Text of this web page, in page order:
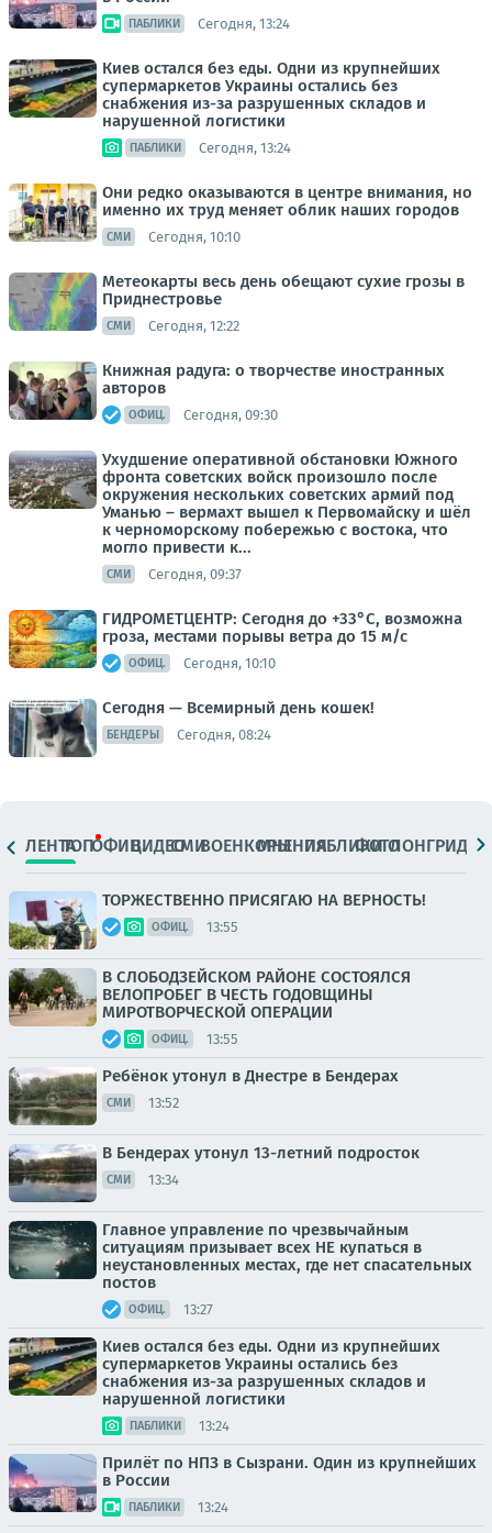
ПАБЛИКИ Сегодня, 13:24
Киев остался без еды. Одни из крупнейших
супермаркетов Украины остались без
снабжения из-за разрушенных складов и
нарушенной логистики
ПАБЛИКИ Сегодня, 13:24
Они редко оказываются в центре внимания, но
именно их труд меняет облик наших городов
СМИ Сегодня, 10:10
Метеокарты весь день обещают сухие грозы в
Приднестровье
СМИ Сегодня, 12:22
Книжная радуга: о творчестве иностранных
авторов
ОФИЦ. Сегодня, 09:30
Ухудшение оперативной обстановки Южного
фронта советских войск произошло после
окружения нескольких советских армий под
Уманью – вермахт вышел к Первомайску и шёл
к черноморскому побережью с востока, что
могло привести к...
СМИ Сегодня, 09:37
ГИДРОМЕТЦЕНТР: Сегодня до +33°С, возможна
гроза, местами порывы ветра до 15 м/с
ОФИЦ. Сегодня, 10:10
Сегодня — Всемирный день кошек!
БЕНДЕРЫ Сегодня, 08:24
ЛЕНТАТОПОФИЦ.ВИДЕОСМИВОЕНКОРЫМНЕНИЯПАБЛИКИ
ФОТОЛОНГРИДЫ
ТОРЖЕСТВЕННО ПРИСЯГАЮ НА ВЕРНОСТЬ!
ОФИЦ. 13:55
В СЛОБОДЗЕЙСКОМ РАЙОНЕ СОСТОЯЛСЯ
ВЕЛОПРОБЕГ В ЧЕСТЬ ГОДОВЩИНЫ
МИРОТВОРЧЕСКОЙ ОПЕРАЦИИ
ОФИЦ. 13:55
Ребёнок утонул в Днестре в Бендерах
СМИ 13:52
В Бендерах утонул 13-летний подросток
СМИ 13:34
Главное управление по чрезвычайным
ситуациям призывает всех НЕ купаться в
неустановленных местах, где нет спасательных
постов
ОФИЦ. 13:27
Киев остался без еды. Одни из крупнейших
супермаркетов Украины остались без
снабжения из-за разрушенных складов и
нарушенной логистики
ПАБЛИКИ 13:24
Прилёт по НПЗ в Сызрани. Один из крупнейших
в России
ПАБЛИКИ 13:24